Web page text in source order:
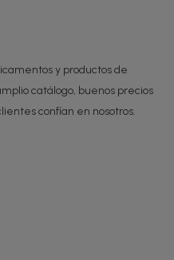
y productos de
catálogo, buenos precios
confían en nosotros.